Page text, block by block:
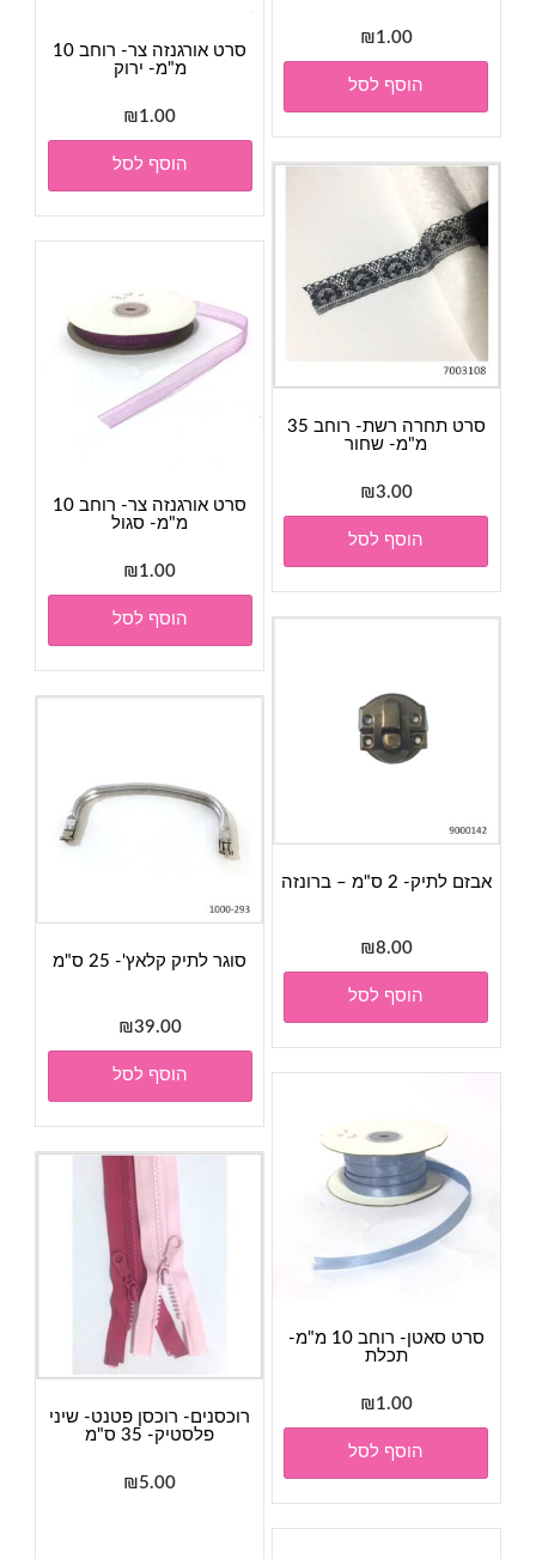
₪1.00
הוסף לסל
סרט אורגנזה צר- רוחב 10
מ"מ- ירוק
₪1.00
הוסף לסל
סרט תחרה רשת- רוחב 35
מ"מ- שחור
₪3.00
הוסף לסל
סרט אורגנזה צר- רוחב 10
מ"מ- סגול
₪1.00
הוסף לסל
אבזם לתיק- 2 ס"מ – ברונזה
₪8.00
הוסף לסל
סוגר לתיק קלאץ'- 25 ס"מ
₪39.00
הוסף לסל
סרט סאטן- רוחב 10 מ"מ-
תכלת
₪1.00
הוסף לסל
רוכסנים- רוכסן פטנט- שיני
פלסטיק- 35 ס"מ
₪5.00